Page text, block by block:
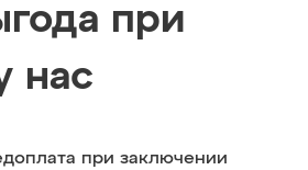
при
нас
при заключении